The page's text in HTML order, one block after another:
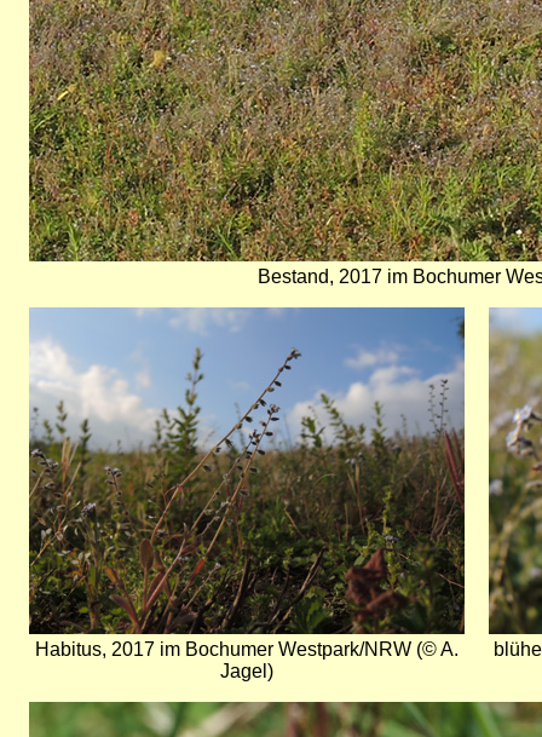
Bestand, 2017 im Bochumer
Habitus, 2017 im Bochumer Westpark/NRW (© A.
Jagel)
Bild